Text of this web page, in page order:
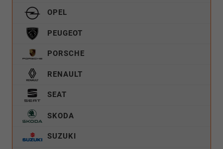
OPEL
PEUGEOT
PORSCHE
RENAULT
SEAT
SKODA
SUZUKI